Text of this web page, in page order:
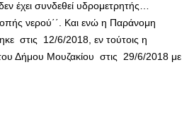
έχει συνδεθεί υδρομετρητής…
νερού΄΄. Και ενώ η Παράνομη
στις 12/6/2018, εν τούτοις η
Δήμου Μουζακίου στις 29/6/2018 με